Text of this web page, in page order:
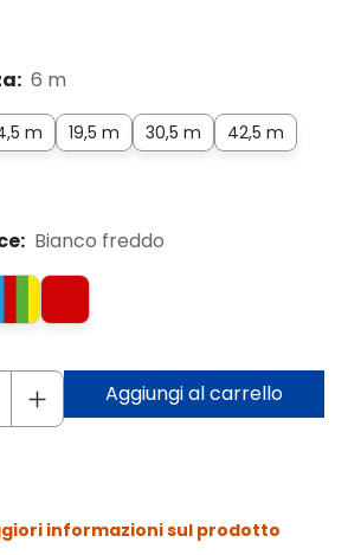
6 m
m 19,5 m 30,5 m
42,5 m
Bianco freddo
Aggiungi al carrello
informazioni sul prodotto